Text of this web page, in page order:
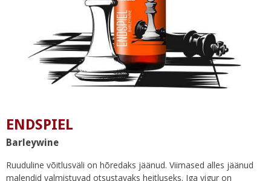
ENDSPIEL
Barleywine
Ruuduline võitlusväli on hõredaks jäänud. Viimased alles jäänud
malendid valmistuvad otsustavaks heitluseks. Iga vigur on